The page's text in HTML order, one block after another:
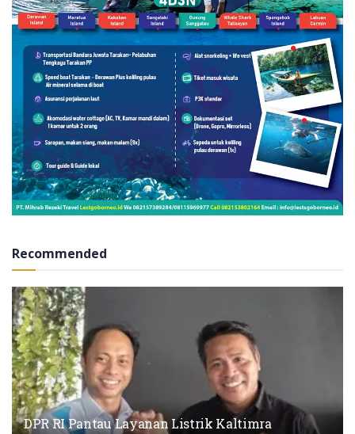
Recommended
DPR RI Pantau Layanan Listrik Kaltimra